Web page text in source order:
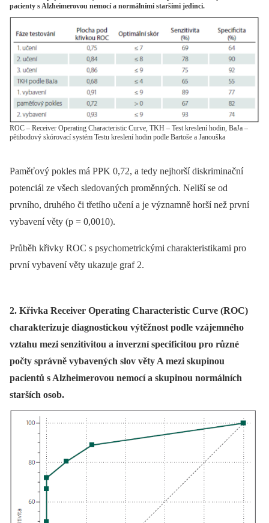
pacienty s Alzheimerovou nemocí a normálními staršími jedinci.
ROC – Receiver Operating Characteristic Curve, TKH – Test kreslení hodin, BaJa –
pětibodový skórovací systém Testu kreslení hodin podle Bartoše a Janouška
Paměťový pokles má PPK 0,72, a tedy nejhorší diskriminační
potenciál ze všech sledovaných proměnných. Neliší se od
prvního, druhého či třetího učení a je významně horší než první
vybavení věty (p = 0,0010).
Průběh křivky ROC s psychometrickými charakteristikami pro
první vybavení věty ukazuje graf 2.
2. Křivka Receiver Operating Characteristic Curve (ROC)
charakterizuje diagnostickou výtěžnost podle vzájemného
vztahu mezi senzitivitou a inverzní specificitou pro různé
počty správně vybavených slov věty A mezi skupinou
pacientů s Alzheimerovou nemocí a skupinou normálních
starších osob.